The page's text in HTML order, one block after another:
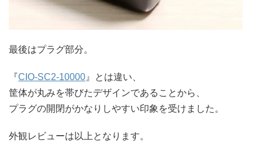
最後はプラグ部分。
『CIO-SC2-10000』とは違い、
筐体が丸みを帯びたデザインであることから、
プラグの開閉がかなりしやすい印象を受けました。
外観レビューは以上となります。